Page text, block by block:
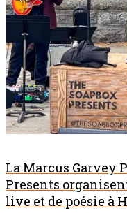
La Marcus Garvey
Presents
live et de poésie à